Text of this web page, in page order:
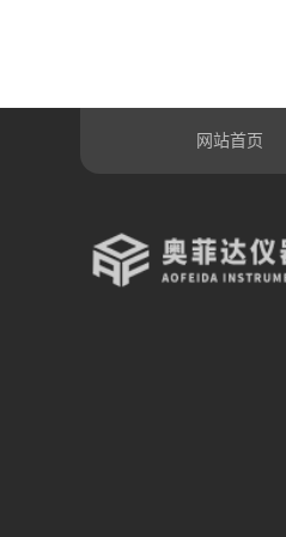
网站首页